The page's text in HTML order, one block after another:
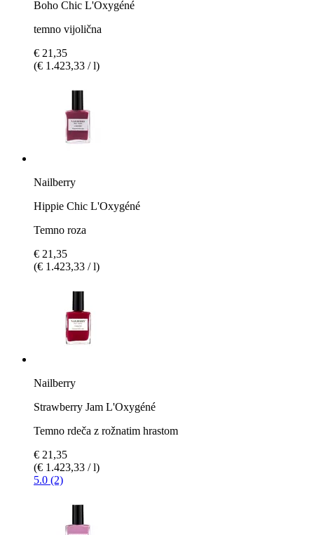
Boho Chic L'Oxygéné
temno vijolična
€ 21,35
(€ 1.423,33 / l)
Nailberry
Hippie Chic L'Oxygéné
Temno roza
€ 21,35
(€ 1.423,33 / l)
Nailberry
Strawberry Jam L'Oxygéné
Temno rdeča z rožnatim hrastom
€ 21,35
(€ 1.423,33 / l)
5.0 (2)